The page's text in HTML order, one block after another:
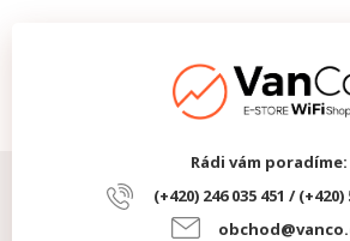
Rádi vám poradíme:
(+420) 246 035 451 / (+420)